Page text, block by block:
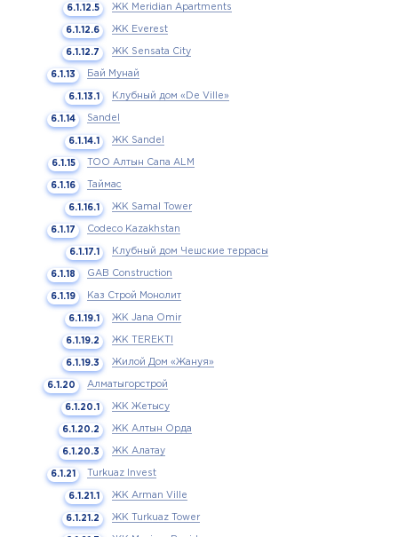
ЖК Meridian Apartments
ЖК Everest
ЖК Sensata City
Бай Мунай
Клубный дом «De Ville»
Sandel
ЖК Sandel
ТОО Алтын Сапа ALM
Таймас
ЖК Samal Tower
Codeco Kazakhstan
Клубный дом Чешские террасы
GAB Construction
Каз Строй Монолит
ЖК Jana Omir
ЖК TEREKTI
Жилой Дом «Жануя»
Алматыгорстрой
ЖК Жетысу
ЖК Алтын Орда
ЖК Алатау
Turkuaz Invest
ЖК Arman Ville
ЖК Turkuaz Tower